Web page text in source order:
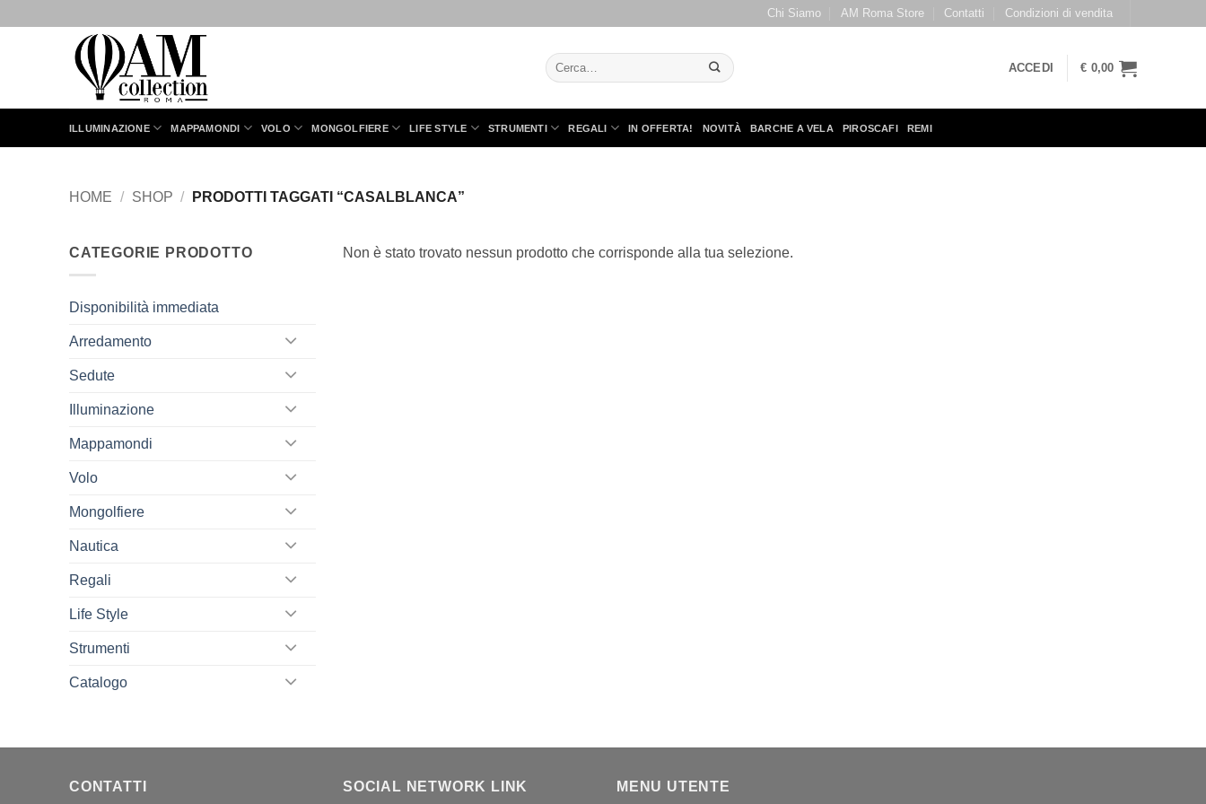
Chi Siamo AM Roma Store Contatti Condizioni di vendita
Cerca:
ACCEDI € 0,00
ILLUMINAZIONE MAPPAMONDI VOLO MONGOLFIERE LIFE STYLE STRUMENTI REGALI IN OFFERTA! NOVITÀ BARCHE A VELA PIROSCAFI REMI
HOME / SHOP / PRODOTTI TAGGATI “CASALBLANCA”
CATEGORIE PRODOTTO
Disponibilità immediata
Arredamento
Sedute
Illuminazione
Mappamondi
Volo
Mongolfiere
Nautica
Regali
Life Style
Strumenti
Catalogo
Non è stato trovato nessun prodotto che corrisponde alla tua selezione.
CONTATTI SOCIAL NETWORK LINK MENU UTENTE